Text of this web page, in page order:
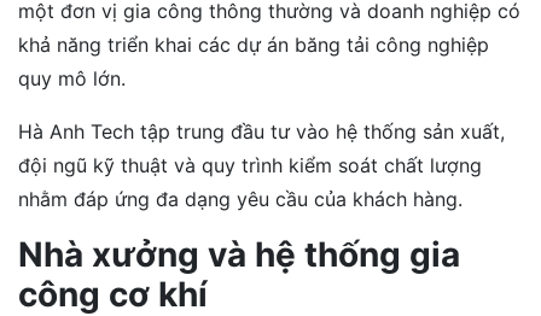
một đơn vị gia công thông thường và doanh nghiệp có
khả năng triển khai các dự án băng tải công nghiệp
quy mô lớn.
Hà Anh Tech tập trung đầu tư vào hệ thống sản xuất,
đội ngũ kỹ thuật và quy trình kiểm soát chất lượng
nhằm đáp ứng đa dạng yêu cầu của khách hàng.
Nhà xưởng và hệ thống gia
công cơ khí